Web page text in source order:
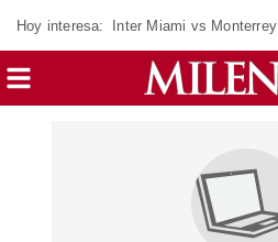
Hoy interesa: Inter Miami vs Monterrey